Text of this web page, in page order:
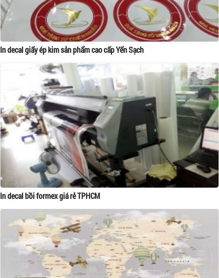
In decal giấy ép kim sản phẩm cao cấp Yến Sạch
In decal bồi formex giá rẻ TPHCM